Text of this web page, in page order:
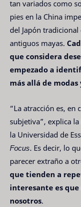
tan variados como
pies en la China
del Japón
antiguos mayas.
que considera
empezado a
más allá de
“La atracción es, en
subjetiva”, explica
la Universidad de
Focus. Es decir, lo
parecer extraño a
que tienden a
interesante es
nosotros.